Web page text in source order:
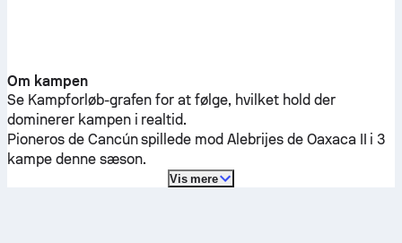
Om kampen
Se Kampforløb-grafen for at følge, hvilket hold der
dominerer kampen i realtid.
Pioneros de Cancúnspillede modAlebrijes de Oaxaca II i 3
kampe denne sæson.
Vis mere